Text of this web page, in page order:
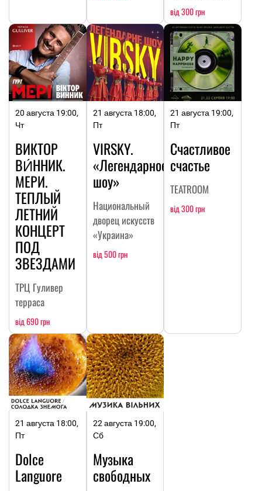
від 300 грн
20 августа 19:00,
Чт
ВИКТОР
ВИ́ННИК.
МЕРИ.
ТЕПЛЫЙ
ЛЕТНИЙ
КОНЦЕРТ
ПОД
ЗВЕЗДАМИ
ТРЦ Гуливер
терраса
від 690 грн
21 августа 18:00,
Пт
VIRSKY.
«Легендарное
шоу»
Национальный
дворец искусств
«Украина»
від 500 грн
21 августа 19:00,
Пт
Счастливое
счастье
TEATROOM
від 300 грн
21 августа 18:00,
Пт
Dolce
Languore
22 августа 19:00,
Сб
Музыка
свободных